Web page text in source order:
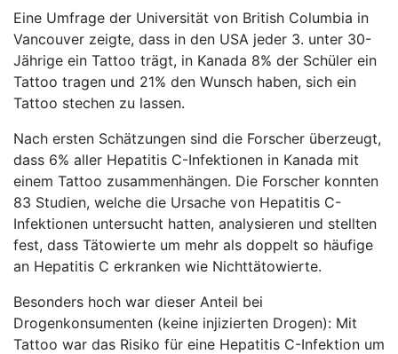
Eine Umfrage der Universität von British Columbia in
Vancouver zeigte, dass in den USA jeder 3. unter 30-
Jährige ein Tattoo trägt, in Kanada 8% der Schüler ein
Tattoo tragen und 21% den Wunsch haben, sich ein
Tattoo stechen zu lassen.
Nach ersten Schätzungen sind die Forscher überzeugt,
dass 6% aller Hepatitis C-Infektionen in Kanada mit
einem Tattoo zusammenhängen. Die Forscher konnten
83 Studien, welche die Ursache von Hepatitis C-
Infektionen untersucht hatten, analysieren und stellten
fest, dass Tätowierte um mehr als doppelt so häufige
an Hepatitis C erkranken wie Nichttätowierte.
Besonders hoch war dieser Anteil bei
Drogenkonsumenten (keine injizierten Drogen): Mit
Tattoo war das Risiko für eine Hepatitis C-Infektion um